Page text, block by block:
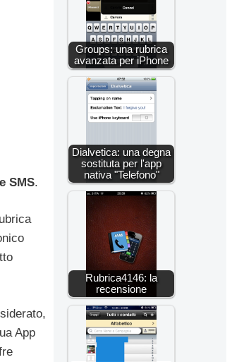
SMS.
App
Groups: una rubrica
avanzata per iPhone
Dialvetica: una degna
sostituta per l'app
nativa "Telefono"
Rubrica4146: la
recensione